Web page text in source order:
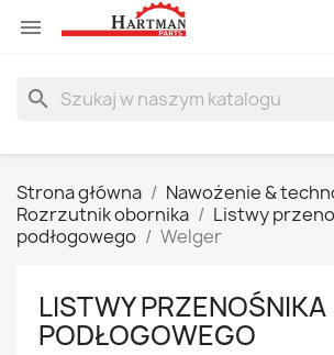

search
Strona główna
Nawożenie &
Rozrzutnik obornika
Listwy
podłogowego
Welger
LISTWY PRZENOŚNIKA
PODŁOGOWEGO